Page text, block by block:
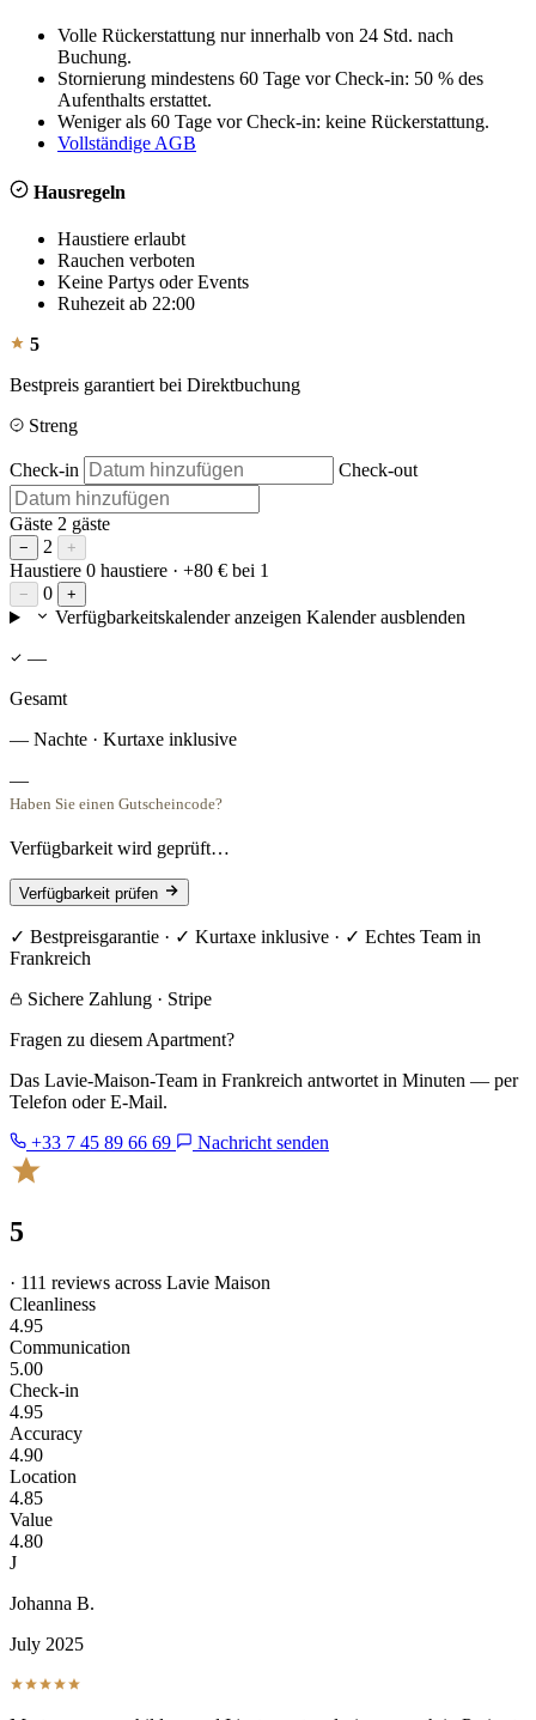
Volle Rückerstattung nur innerhalb von 24 Std. nach
Buchung.
Stornierung mindestens 60 Tage vor Check-in: 50 % des
Aufenthalts erstattet.
Weniger als 60 Tage vor Check-in: keine Rückerstattung.
Vollständige AGB
Hausregeln
Haustiere erlaubt
Rauchen verboten
Keine Partys oder Events
Ruhezeit ab 22:00
5
Bestpreis garantiert bei Direktbuchung
Streng
Check-in Check-out
Gäste 2 gäste
− 2 +
Haustiere 0 haustiere · +80 € bei 1
− 0 +
Verfügbarkeitskalender anzeigen Kalender ausblenden
—
Gesamt
— Nachte · Kurtaxe inklusive
—
Haben Sie einen Gutscheincode?
Verfügbarkeit wird geprüft…
Verfügbarkeit prüfen
✓ Bestpreisgarantie · ✓ Kurtaxe inklusive · ✓ Echtes Team in
Frankreich
Sichere Zahlung · Stripe
Fragen zu diesem Apartment?
Das Lavie-Maison-Team in Frankreich antwortet in Minuten — per
Telefon oder E-Mail.
+33 7 45 89 66 69
Nachricht senden
5
· 111 reviews across Lavie Maison
Cleanliness
4.95
Communication
5.00
Check-in
4.95
Accuracy
4.90
Location
4.85
Value
4.80
J
Johanna B.
July 2025